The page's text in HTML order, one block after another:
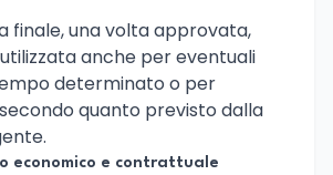
finale, una volta approvata,
anche per eventuali
determinato o per
quanto previsto dalla
economico e contrattuale